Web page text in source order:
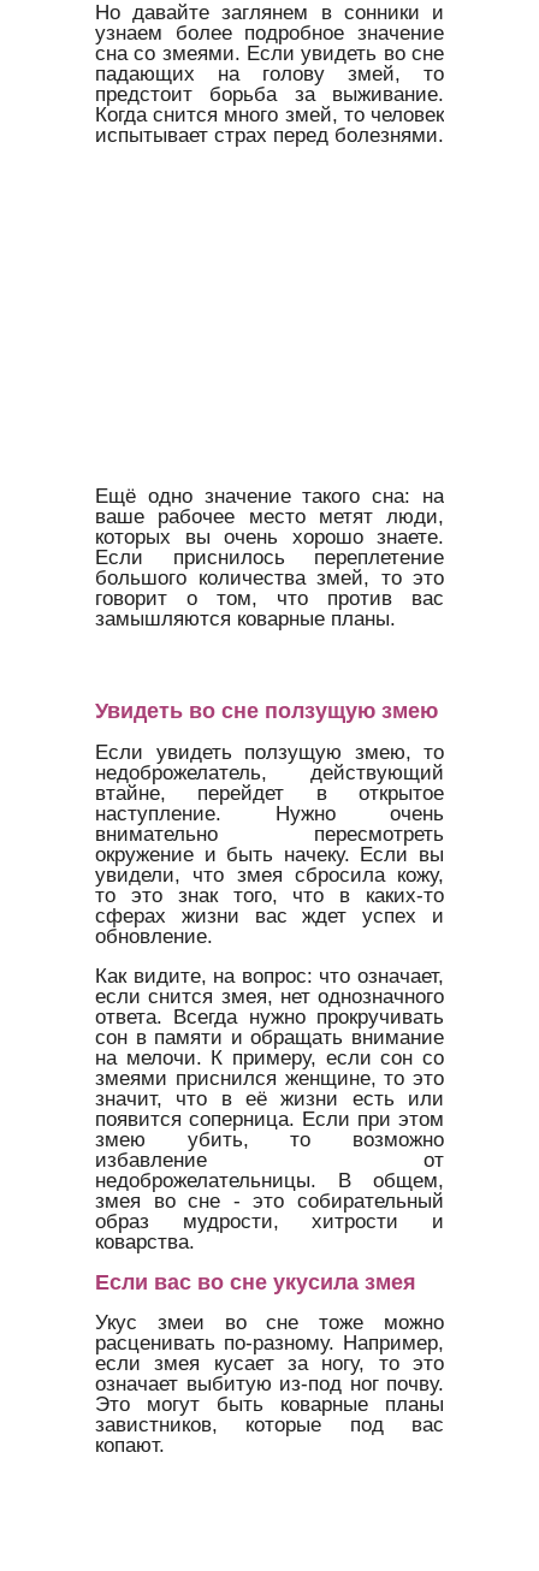
Но давайте заглянем в сонники и
узнаем более подробное значение
сна со змеями. Если увидеть во сне
падающих на голову змей, то
предстоит борьба за выживание.
Когда снится много змей, то человек
испытывает страх перед болезнями.
Ещё одно значение такого сна: на
ваше рабочее место метят люди,
которых вы очень хорошо знаете.
Если приснилось переплетение
большого количества змей, то это
говорит о том, что против вас
замышляются коварные планы.
Увидеть во сне ползущую змею
Если увидеть ползущую змею, то
недоброжелатель, действующий
втайне, перейдет в открытое
наступление. Нужно очень
внимательно пересмотреть
окружение и быть начеку. Если вы
увидели, что змея сбросила кожу,
то это знак того, что в каких-то
сферах жизни вас ждет успех и
обновление.
Как видите, на вопрос: что означает,
если снится змея, нет однозначного
ответа. Всегда нужно прокручивать
сон в памяти и обращать внимание
на мелочи. К примеру, если сон со
змеями приснился женщине, то это
значит, что в её жизни есть или
появится соперница. Если при этом
змею убить, то возможно
избавление от
недоброжелательницы. В общем,
змея во сне - это собирательный
образ мудрости, хитрости и
коварства.
Если вас во сне укусила змея
Укус змеи во сне тоже можно
расценивать по-разному. Например,
если змея кусает за ногу, то это
означает выбитую из-под ног почву.
Это могут быть коварные планы
завистников, которые под вас
копают.